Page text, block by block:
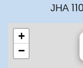
ЈНА
+
−